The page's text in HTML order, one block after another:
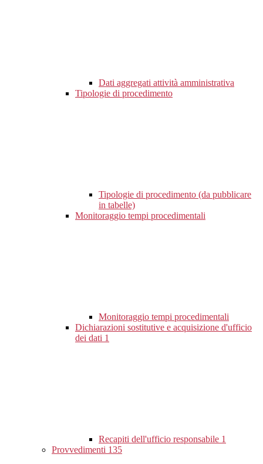
Dati aggregati attività amministrativa
Tipologie di procedimento
Tipologie di procedimento (da pubblicare
in tabelle)
Monitoraggio tempi procedimentali
Monitoraggio tempi procedimentali
Dichiarazioni sostitutive e acquisizione d'ufficio
dei dati 1
Recapiti dell'ufficio responsabile 1
Provvedimenti 135